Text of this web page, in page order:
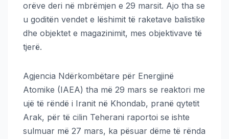
orëve deri në mbrëmjen e 29 marsit. Ajo tha se
u goditën vendet e lëshimit të raketave balistike
dhe objektet e magazinimit, mes objektivave të
tjerë.
Agjencia Ndërkombëtare për Energjinë
Atomike (IAEA) tha më 29 mars se reaktori me
ujë të rëndë i Iranit në Khondab, pranë qytetit
Arak, për të cilin Teherani raportoi se ishte
sulmuar më 27 mars, ka pësuar dëme të rënda